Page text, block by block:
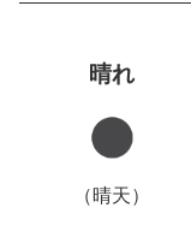
晴れ
（晴天）